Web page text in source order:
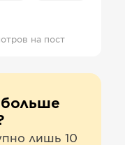
на пост
больше
лишь 10